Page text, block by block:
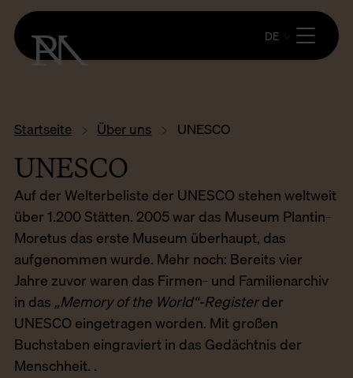
DE
Startseite Über uns UNESCO
UNESCO
Auf der Welterbeliste der UNESCO stehen weltweit
über 1.200 Stätten. 2005 war das Museum Plantin-
Moretus das erste Museum überhaupt, das
aufgenommen wurde. Mehr noch: Bereits vier
Jahre zuvor waren das Firmen- und Familienarchiv
in das „Memory of the World“-Registerder
UNESCO eingetragen worden. Mit großen
Buchstaben eingraviert in das Gedächtnis der
Menschheit. .